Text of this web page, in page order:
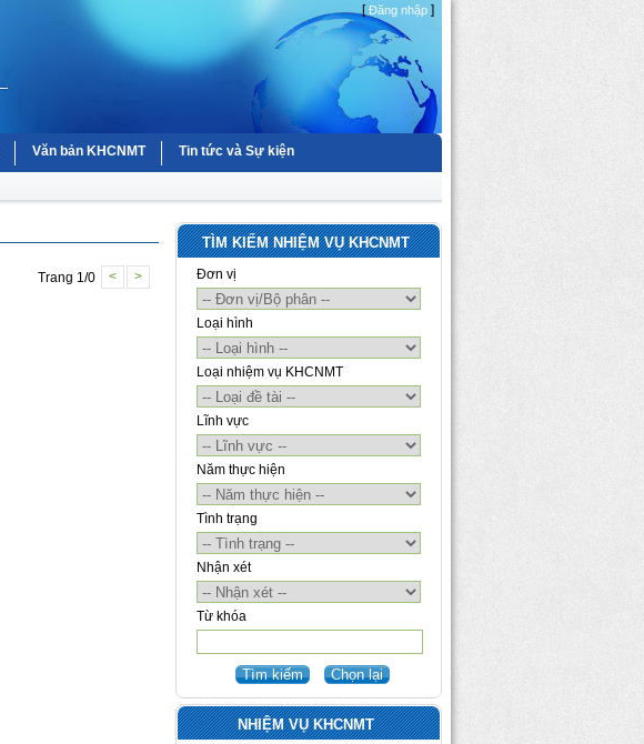
[Đăng nhập ]
Văn bản KHCNMT Tin tức và Sự kiện
Trang 1/0 < >
TÌM KIẾM NHIỆM VỤ KHCNMT
Đơn vị
Loại hình
Loại nhiệm vụ KHCNMT
Lĩnh vực
Năm thực hiện
Tình trạng
Nhận xét
Từ khóa
NHIỆM VỤ KHCNMT